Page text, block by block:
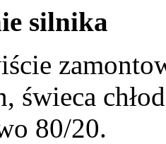
silnika
świeca
80/20.